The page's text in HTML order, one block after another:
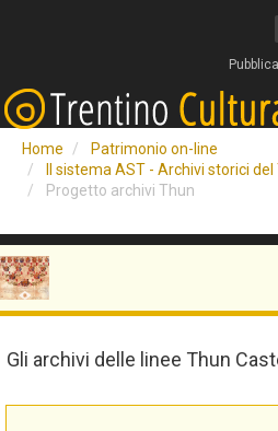
Home
Patrimonio on-line
Il sistema AST - Archivi storici
Progetto archivi Thun
Gli archivi delle linee Thun